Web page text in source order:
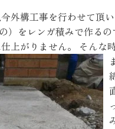
外構工事を行わせて頂
）をレンガ積みで作る
上がりません。 そん